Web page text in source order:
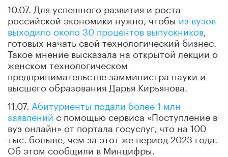
10.07. Для успешного развития и роста
российской экономики нужно, чтобы из вузов
выходило около 30 процентов выпускников
готовых начать свой технологический бизнес.
Такое мнение высказала на открытой лекции о
женском технологическом
предпринимательстве замминистра науки и
высшего образования Дарья Кирьянова.
11.07. Абитуриенты подали более 1 млн
заявленийс помощью сервиса «Поступление в
вуз онлайн» от портала госуслуг, что на 100
тыс. больше, чем за этот же период 2023 года.
Об этом сообщили в Минцифры.